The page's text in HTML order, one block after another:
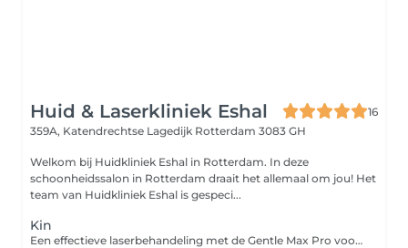
Huid & Laserkliniek Eshal
16
359A, Katendrechtse Lagedijk Rotterdam 3083 GH
Welkom bij Huidkliniek Eshal in Rotterdam. In deze
schoonheidssalon in Rotterdam draait het allemaal om jou! Het
team van Huidkliniek Eshal is gespeci...
Kin
Een effectieve laserbehandeling met de Gentle Max Pro voor langdurige haarreductie op de kin. Vermindert ongewenste haargroei op een veilige en snelle manier, met een glad en zijdezacht resultaat.